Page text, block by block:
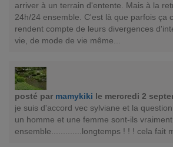
arriver à un terrain d'entente. Mais à la
24h/24 ensemble. C'est là que parfois ça
rendent compte de leurs divergences
vie, de mode de vie même...
posté par mamykiki le mercredi 2
je suis d'accord vec sylviane et la
un homme et une femme sont-ils
ensemble.............longtemps ! ! ! cela fait